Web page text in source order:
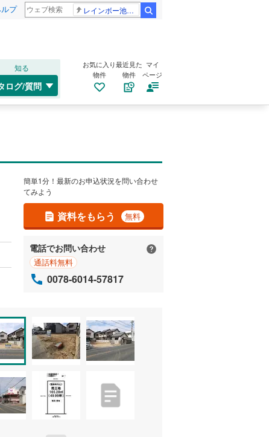
プ レインボー池田 佐藤佳奈アナ
知る
ログ/質問
お気に入り
物件
最近見た
物件
マイ
ページ
簡単1分！最新のお申込状況を問い合わせ
てみよう
資料をもらう 無料
電話でお問い合わせ
通話料無料
0078-6014-57817